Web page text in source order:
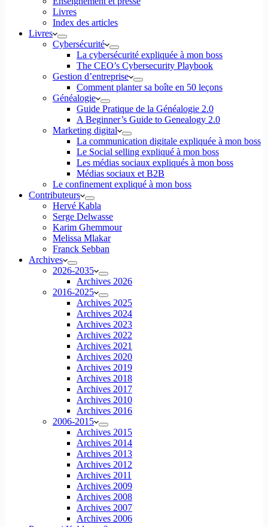
Livres
Index des articles
Livres
Cybersécurité
La cybersécurité expliquée à mon boss
The CEO’s Cybersecurity Playbook
Gestion d’entreprise
Comment planter sa boîte en 50 leçons
Généalogie
Guide Pratique de la Généalogie 2.0
A Beginner’s Guide to Genealogy 2.0
Marketing digital
La communication digitale expliquée à mon boss
Le Social selling expliqué à mon boss
Les médias sociaux expliqués à mon boss
Médias sociaux et B2B
Le confinement expliqué à mon boss
Contributeurs
Hervé Kabla
Serge Delwasse
Karim Ghemmour
Melissa Mlakar
Franck Sebban
Archives
2026-2035
Archives 2026
2016-2025
Archives 2025
Archives 2024
Archives 2023
Archives 2022
Archives 2021
Archives 2020
Archives 2019
Archives 2018
Archives 2017
Archives 2010
Archives 2016
2006-2015
Archives 2015
Archives 2014
Archives 2013
Archives 2012
Archives 2011
Archives 2009
Archives 2008
Archives 2007
Archives 2006